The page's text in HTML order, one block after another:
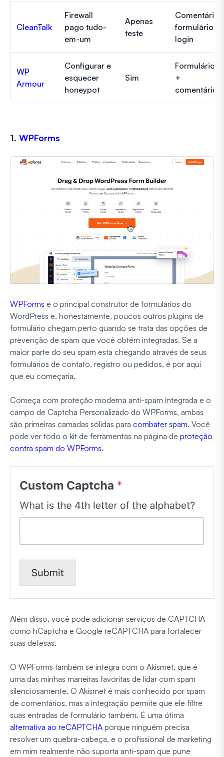
CleanTalk
Firewall
pago tudo-
em-um
Apenas
teste
formulários,
login
WP
Armour
Configurar e
esquecer
honeypot
Sim
Formulários
+
comentários
1. WPForms
WPForms é o principal construtor de formulários do
WordPress e, honestamente, poucos outros plugins de
formulário chegam perto quando se trata das opções de
prevenção de spam que você obtém integradas. Se a
maior parte do seu spam está chegando através de seus
formulários de contato, registro ou pedidos, é por aqui
que eu começaria.
Começa com proteção moderna anti-spam integrada e o
campo de Captcha Personalizado do WPForms, ambas
são primeiras camadas sólidas para combater spam. Você
pode ver todo o kit de ferramentas na página de proteção
contra spam do WPForms.
Além disso, você pode adicionar serviços de CAPTCHA
como hCaptcha e Google reCAPTCHA para fortalecer
suas defesas.
O WPForms também se integra com o Akismet, que é
uma das minhas maneiras favoritas de lidar com spam
silenciosamente. O Akismet é mais conhecido por spam
de comentários, mas a integração permite que ele filtre
suas entradas de formulário também. É uma ótima
alternativa ao reCAPTCHA porque ninguém precisa
resolver um quebra-cabeça, e o profissional de marketing
em mim realmente não suporta anti-spam que pune